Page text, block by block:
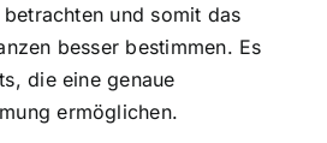
und somit das
besser bestimmen. Es
die eine genaue
ermöglichen.